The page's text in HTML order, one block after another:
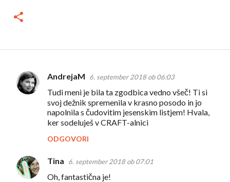
K
a
AndrejaM 6. september 2018 ob 06:03
Tudi meni je bila ta zgodbica vedno všeč! Ti si
svoj dežnik spremenila v krasno posodo in jo
napolnila s čudovitim jesenskim listjem! Hvala,
ker sodeluješ v CRAFT-alnici
ODGOVORI
Tina 6. september 2018 ob 07:01
Oh, fantastična je!